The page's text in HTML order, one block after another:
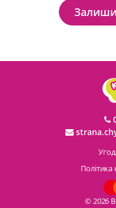
Політика
© 2026